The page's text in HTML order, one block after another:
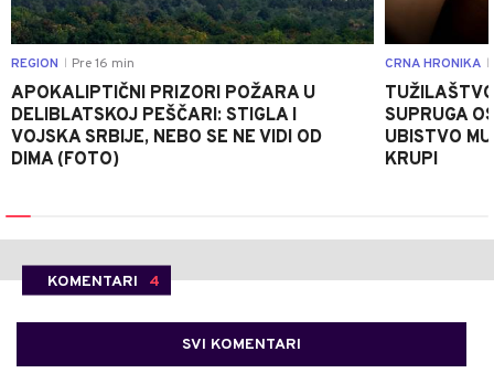
REGION Pre 16 min
APOKALIPTIČNI PRIZORI POŽARA U
DELIBLATSKOJ PEŠČARI: STIGLA I
VOJSKA SRBIJE, NEBO SE NE VIDI OD
DIMA (FOTO)
CRNA HRONIKA
SUPRUGA
UBISTVO
KRUPI
KOMENTARI 4
SVI KOMENTARI